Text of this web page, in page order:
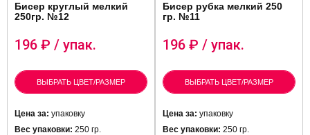
Бисер круглый мелкий
250гр. №12
196 ₽ / упак.
ВЫБРАТЬ ЦВЕТ/РАЗМЕР
Цена за: упаковку
Вес упаковки: 250 гр.
Бисер рубка мелкий 250
гр. №11
196 ₽ / упак.
ВЫБРАТЬ ЦВЕТ/РАЗМЕР
Цена за: упаковку
Вес упаковки: 250 гр.